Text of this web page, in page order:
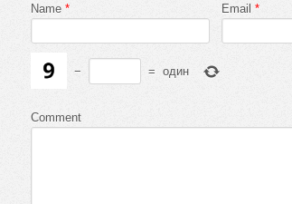
Name * Email *
− = один
Comment